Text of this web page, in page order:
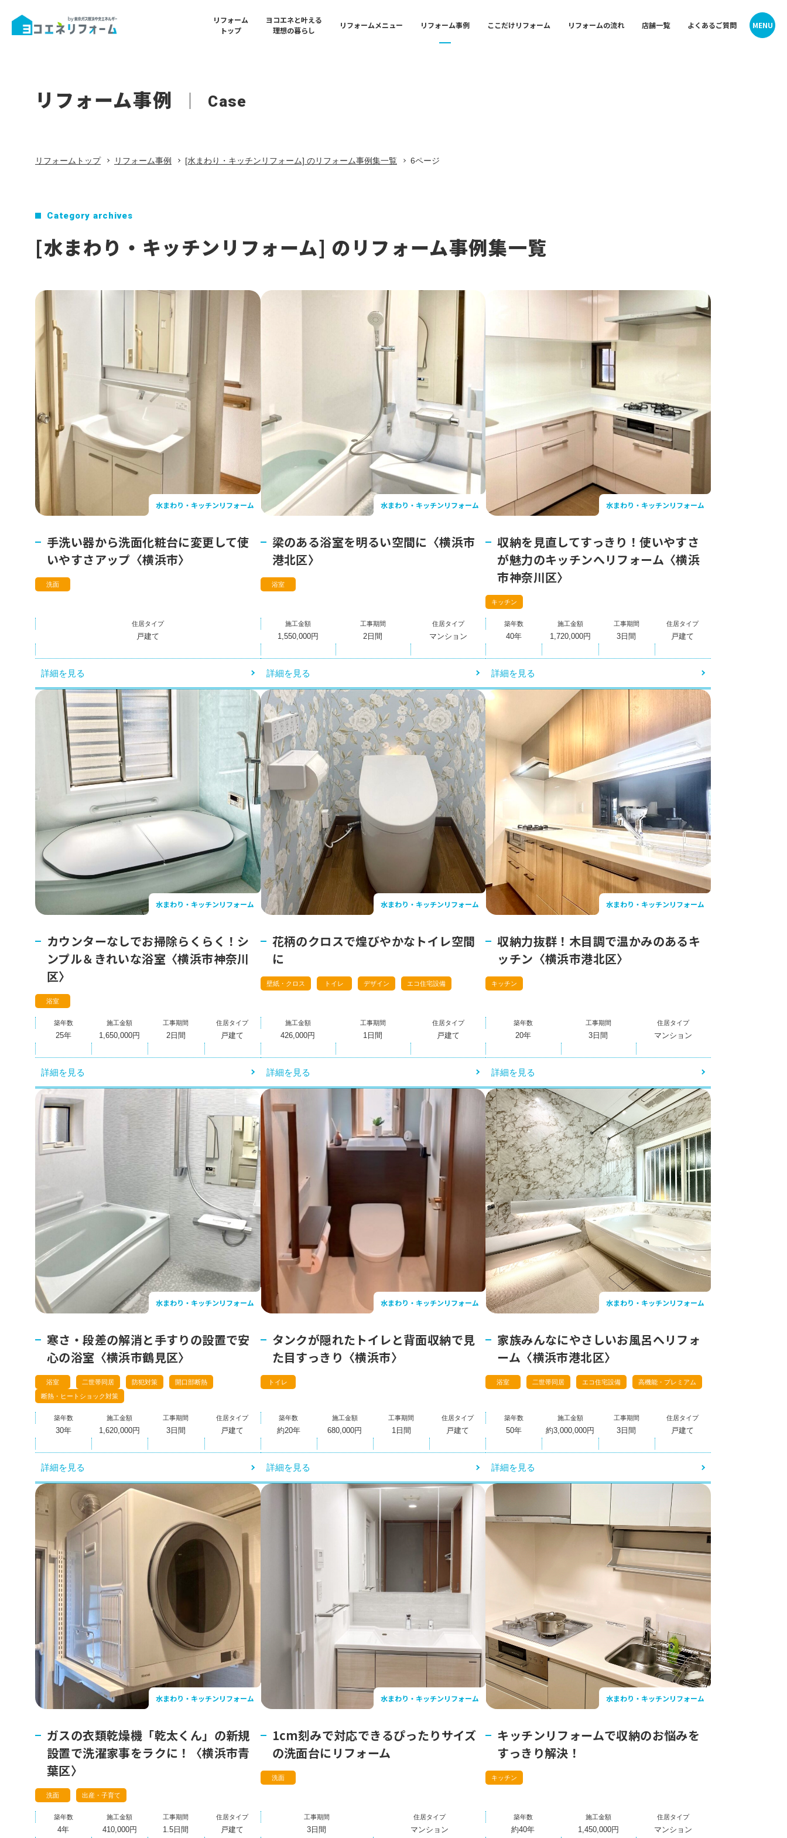
MENU
リフォーム
トップ
ヨコエネと叶える
理想の暮らし
リフォームメニュー
Menu
ム
Favorite Safety & Security
リフォーム事例 ここだけリフォーム リフォームの流れ 店舗一覧
店舗一覧
所山店
倉山店
Shop Shop
Events & News
イベント・新着情報
よくあるご質問
ヨコエネと叶える理想の暮らし
リノベーション・フルリフォーム 水まわり・キッチンリフォーム
省エネリフォーム ライフイベントリフォーム
こだわりリフォーム 安心・安全リフォーム
リフォーム事例
ここだけリフォーム
アフターサポート
東京ガスライフバル横浜中央 御所山
店
リフォームライブラリー
東京ガスライフバル横浜北 / 東京ガス
アースポートショールーム
東京ガスライフバル横浜西 旭店
東京ガスライフバル横浜西 わかば店 東京ガスライフバル横浜鶴見 鶴見店
イベント・新着情報
よくあるご質問
コーポレートサイト 店舗一覧 お問い合わせ
リフォーム事例 Case
リフォームトップ リフォーム事例 [水まわり・キッチンリフォーム] のリフォーム事例集一覧 6ページ
Category archives
[水まわり・キッチンリフォーム] のリフォーム事例集一覧
水まわり・キッチンリフォーム
手洗い器から洗面化粧台に変更して使
いやすさアップ〈横浜市〉
洗面
住居タイプ
戸建て
詳細を見る
水まわり・キッチンリフォーム
梁のある浴室を明るい空間に〈横浜市
港北区〉
浴室
施工金額
1,550,000円
工事期間
2日間
住居タイプ
マンション
詳細を見る
水まわり・キッチンリフォーム
収納を見直してすっきり！使いやすさ
が魅力のキッチンへリフォーム〈横浜
市神奈川区〉
キッチン
築年数
40年
施工金額
1,720,000円
工事期間
3日間
住居タイプ
戸建て
詳細を見る
水まわり・キッチンリフォーム
カウンターなしでお掃除らくらく！シ
ンプル＆きれいな浴室〈横浜市神奈川
区〉
浴室
築年数
25年
施工金額
1,650,000円
工事期間
2日間
住居タイプ
戸建て
詳細を見る
水まわり・キッチンリフォーム
花柄のクロスで煌びやかなトイレ空間
に
壁紙・クロス トイレ デザイン エコ住宅設備
施工金額
426,000円
工事期間
1日間
住居タイプ
戸建て
詳細を見る
水まわり・キッチンリフォーム
収納力抜群！木目調で温かみのあるキ
ッチン〈横浜市港北区〉
キッチン
築年数
20年
工事期間
3日間
住居タイプ
マンション
詳細を見る
水まわり・キッチンリフォーム
寒さ・段差の解消と手すりの設置で安
心の浴室〈横浜市鶴見区〉
浴室 二世帯同居 防犯対策
開口部断熱
断熱・ヒートショック対策
築年数
30年
施工金額
1,620,000円
工事期間
3日間
住居タイプ
戸建て
詳細を見る
水まわり・キッチンリフォーム
タンクが隠れたトイレと背面収納で見
た目すっきり〈横浜市〉
トイレ
築年数
約20年
施工金額
680,000円
工事期間
1日間
住居タイプ
戸建て
詳細を見る
水まわり・キッチンリフォーム
家族みんなにやさしいお風呂へリフォ
ーム〈横浜市港北区〉
浴室 二世帯同居 エコ住宅設備 高機能・プレミアム
築年数
50年
施工金額
約3,000,000円
工事期間
3日間
住居タイプ
戸建て
詳細を見る
水まわり・キッチンリフォーム
ガスの衣類乾燥機「乾太くん」の新規
設置で洗濯家事をラクに！〈横浜市青
葉区〉
洗面 出産・子育て
築年数
4年
施工金額
410,000円
工事期間
1.5日間
住居タイプ
戸建て
水まわり・キッチンリフォーム
1cm刻みで対応できるぴったりサイズ
の洗面台にリフォーム
洗面
工事期間
3日間
住居タイプ
マンション
水まわり・キッチンリフォーム
キッチンリフォームで収納のお悩みを
すっきり解決！
キッチン
築年数
約40年
施工金額
1,450,000円
住居タイプ
マンション